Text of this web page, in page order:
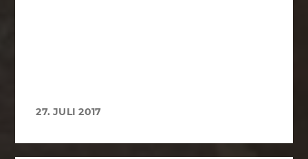
27. JULI 2017